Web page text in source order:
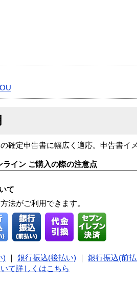
確定申告書に幅広く適応。申告書イ
ライン ご購入の際の注意点
て
法がご利用できます。
) 銀行振込(後払い) 銀行振込(前
て詳しくはこちら